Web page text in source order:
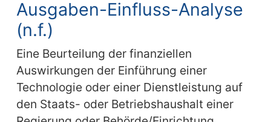
Ausgaben-Einfluss-Analyse
(n.f.)
Eine Beurteilung der finanziellen
Auswirkungen der Einführung einer
Technologie oder einer Dienstleistung auf
den Staats- oder Betriebshaushalt einer